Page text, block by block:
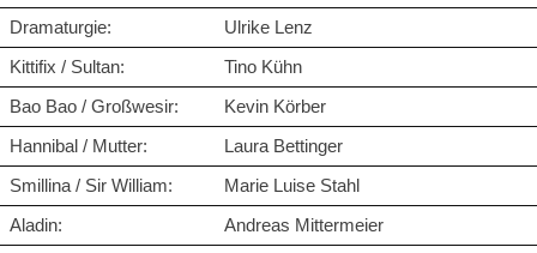
Dramaturgie:
Ulrike Lenz
Kittifix / Sultan:
Tino Kühn
Bao Bao / Großwesir:
Kevin Körber
Hannibal / Mutter:
Laura Bettinger
Smillina / Sir William:
Marie Luise Stahl
Aladin:
Andreas Mittermeier